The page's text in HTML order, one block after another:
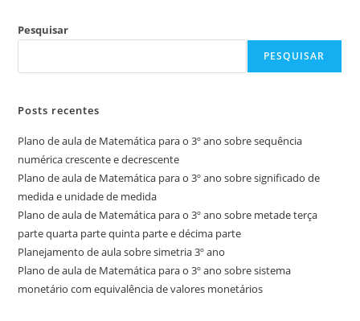
Pesquisar
PESQUISAR
Posts recentes
Plano de aula de Matemática para o 3º ano sobre sequência
numérica crescente e decrescente
Plano de aula de Matemática para o 3º ano sobre significado de
medida e unidade de medida
Plano de aula de Matemática para o 3º ano sobre metade terça
parte quarta parte quinta parte e décima parte
Planejamento de aula sobre simetria 3º ano
Plano de aula de Matemática para o 3º ano sobre sistema
monetário com equivalência de valores monetários